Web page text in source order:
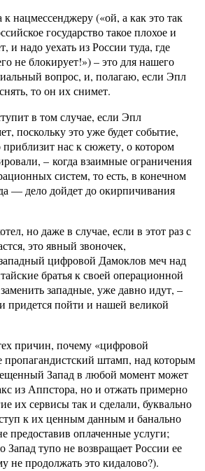
нацмессенджеру («ой, а как это так
государство такое плохое и
и надо уехать из России туда, где
не блокирует!») – это для нашего
вопрос, и, полагаю, если Эпл
то он их снимет.
в том случае, если Эпл
поскольку это уже будет событие,
приблизит нас к сюжету, о котором
– когда взаимные ограничения
систем, то есть, в конечном
— дело дойдет до окирпичивания
но даже в случае, если в этот раз с
это явный звоночек,
цифровой Дамоклов меч над
братья к своей операционной
западные, уже давно идут, –
придется пойти и нашей великой
причин, почему «цифровой
пропагандистский штамп, над которым
Запад в любой момент может
из Аппстора, но и отжать примерно
их сервисы так и сделали, буквально
к их ценным данным и банально
предоставив оплаченные услуги;
тупо не возвращает России ее
не продолжать это кидалово?).